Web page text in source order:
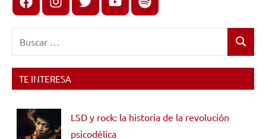
Buscar
TE INTERESA
LSD y rock: la historia de la revolución
psicodélica